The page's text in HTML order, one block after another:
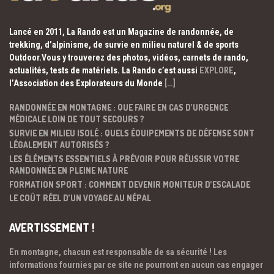
Lancé en 2011, La Rando est un Magazine de randonnée, de
trekking, d’alpinisme, de survie en milieu naturel & de sports
Outdoor.Vous y trouverez des photos, vidéos, carnets de rando,
actualités, tests de matériels. La Rando c’est aussi EXPLORE,
l’Association des Explorateurs du Monde […]
RANDONNÉE EN MONTAGNE : QUE FAIRE EN CAS D’URGENCE
MÉDICALE LOIN DE TOUT SECOURS ?
SURVIE EN MILIEU ISOLÉ : QUELS ÉQUIPEMENTS DE DÉFENSE SONT
LÉGALEMENT AUTORISÉS ?
LES ÉLÉMENTS ESSENTIELS À PRÉVOIR POUR RÉUSSIR VOTRE
RANDONNÉE EN PLEINE NATURE
FORMATION SPORT : COMMENT DEVENIR MONITEUR D’ESCALADE
LE COÛT RÉEL D’UN VOYAGE AU NÉPAL
AVERTISSEMENT !
En montagne, chacun est responsable de sa sécurité ! Les
informations fournies par ce site ne pourront en aucun cas engager